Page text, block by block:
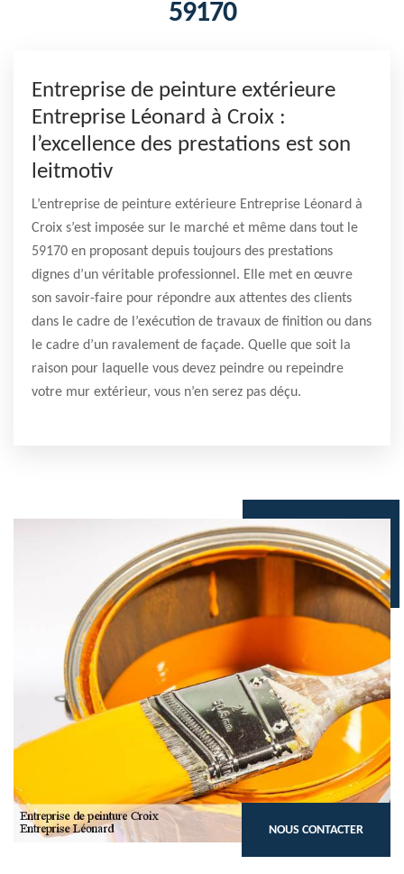
59170
Entreprise de peinture extérieure
Entreprise Léonard à Croix :
l’excellence des prestations est son
leitmotiv
L’entreprise de peinture extérieure Entreprise Léonard à
Croix s’est imposée sur le marché et même dans tout le
59170 en proposant depuis toujours des prestations
dignes d’un véritable professionnel. Elle met en œuvre
son savoir-faire pour répondre aux attentes des clients
dans le cadre de l’exécution de travaux de finition ou dans
le cadre d’un ravalement de façade. Quelle que soit la
raison pour laquelle vous devez peindre ou repeindre
votre mur extérieur, vous n’en serez pas déçu.
NOUS CONTACTER